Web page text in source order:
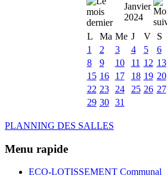
Janvier
2024
L
Ma Me J V S
1
2 3 4 5 6
8
9 10 11 12 13
15 16 17 18 19 20
22 23 24 25 26 27
29 30 31
PLANNING DES SALLES
Menu rapide
ECO-LOTISSEMENT Communal